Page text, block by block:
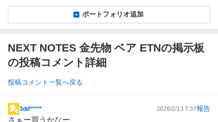
ポートフォリオ追加
NEXT NOTES 金先物 ベア ETNの掲示板
の投稿コメント詳細
投稿コメント一覧へ戻る
掲
3dd***** 2026/2/13 7:37報告
さぁー買うかなー